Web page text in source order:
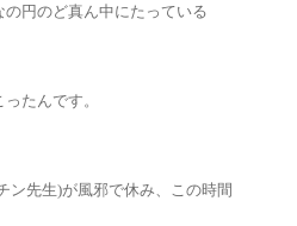
円のど真ん中にたっている
たんです。
ン先生)が風邪で休み、この時間